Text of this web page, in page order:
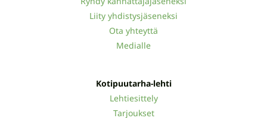
Liity yhdistysjäseneksi
Ota yhteyttä
Medialle
Kotipuutarha-lehti
Lehtiesittely
Tarjoukset